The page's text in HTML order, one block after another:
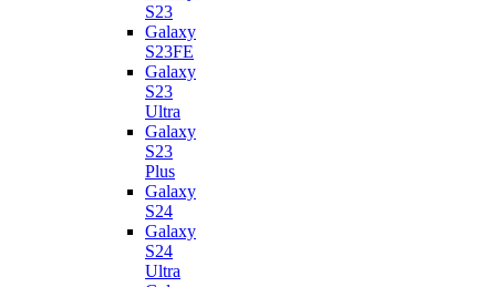
S23
Galaxy
S23FE
Galaxy
S23
Ultra
Galaxy
S23
Plus
Galaxy
S24
Galaxy
S24
Ultra